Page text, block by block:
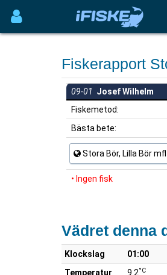
Fiskerapport
09-01 Josef Wilhelm
Fiskemetod:
Bästa bete:
Stora Bör, Lilla Bör mfl
• Ingen fisk
Vädret denna
Klockslag 01:00
Temperatur
9.2°C